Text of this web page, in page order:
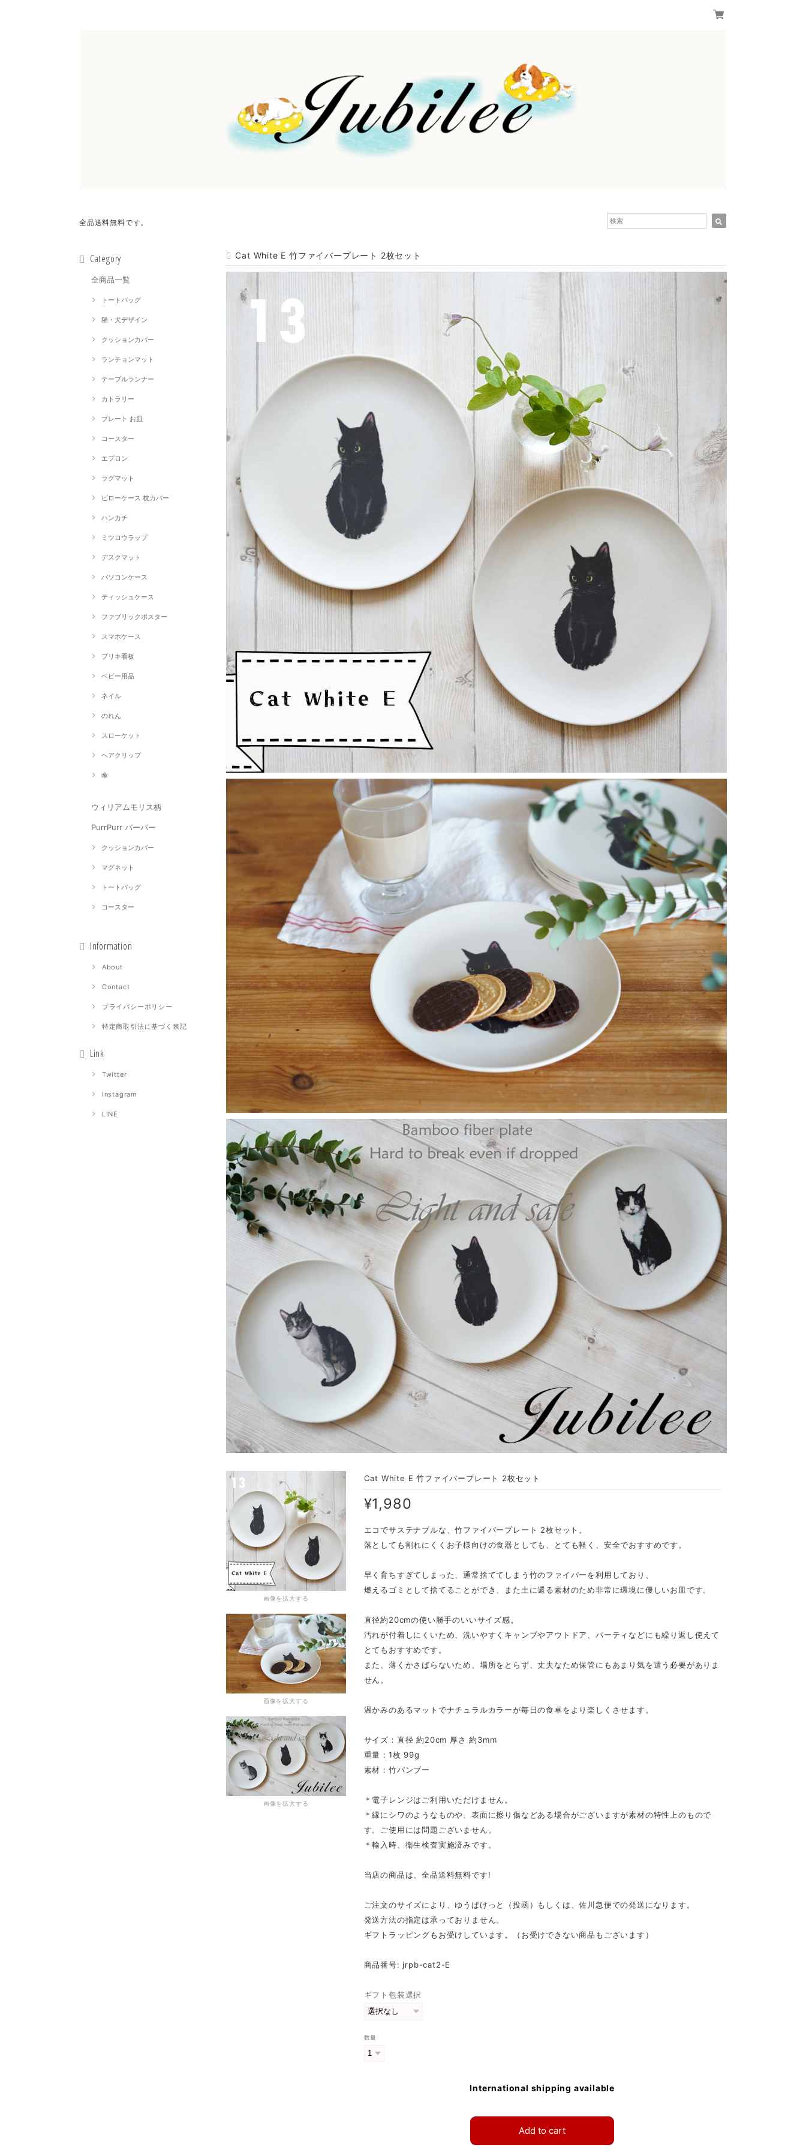
全品送料無料です。
Category
全商品一覧
トートバッグ
猫・犬デザイン
クッションカバー
ランチョンマット
テーブルランナー
カトラリー
プレート お皿
コースター
エプロン
ラグマット
ピローケース 枕カバー
ハンカチ
ミツロウラップ
デスクマット
パソコンケース
ティッシュケース
ファブリックポスター
スマホケース
ブリキ看板
ベビー用品
ネイル
のれん
スローケット
ヘアクリップ
傘
ウィリアムモリス柄
PurrPurr パーパー
クッションカバー
マグネット
トートバッグ
コースター
Information
About
Contact
プライバシーポリシー
特定商取引法に基づく表記
Link
Twitter
Instagram
LINE
Cat White E 竹ファイバープレート 2枚セット
画像を拡大する
画像を拡大する
画像を拡大する
Cat White E 竹ファイバープレート 2枚セット
¥1,980
エコでサステナブルな、竹ファイバープレート 2枚セット。
落としても割れにくくお子様向けの食器としても、とても軽く、安全でおすすめです。
早く育ちすぎてしまった、通常捨ててしまう竹のファイバーを利用しており、
燃えるゴミとして捨てることができ、また土に還る素材のため非常に環境に優しいお皿です。
直径約20cmの使い勝手のいいサイズ感。
汚れが付着しにくいため、洗いやすくキャンプやアウトドア、パーティなどにも繰り返し使えて
とてもおすすめです。
また、薄くかさばらないため、場所をとらず、丈夫なため保管にもあまり気を遣う必要がありま
せん。
温かみのあるマットでナチュラルカラーが毎日の食卓をより楽しくさせます。
サイズ：直径 約20cm 厚さ 約3mm
重量：1枚 99g
素材：竹バンブー
＊電子レンジはご利用いただけません。
＊縁にシワのようなものや、表面に擦り傷などある場合がございますが素材の特性上のもので
す。ご使用には問題ございません。
＊輸入時、衛生検査実施済みです。
当店の商品は、全品送料無料です!
ご注文のサイズにより、ゆうぱけっと（投函）もしくは、佐川急便での発送になります。
発送方法の指定は承っておりません。
ギフトラッピングもお受けしています。（お受けできない商品もございます）
商品番号: jrpb-cat2-E
ギフト包装選択
数量
International shipping available
Add to cart